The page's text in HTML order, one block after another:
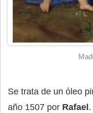
Se trata de un óleo
año 1507 por Rafael